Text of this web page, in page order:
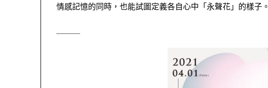
情感記憶的同時，也能試圖定義各自心中「永聲花」的樣子。